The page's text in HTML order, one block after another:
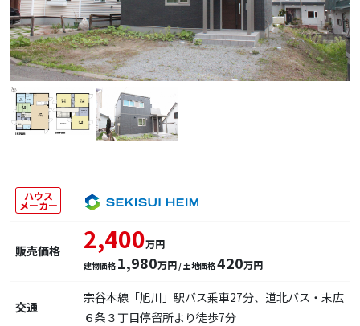
ハウス
メーカー
販売価格 2,400万円
建物価格 1,980万円 / 土地価格420万円
交通
宗谷本線「旭川」駅バス乗車27分、道北バス・末広
６条３丁目停留所より徒歩7分